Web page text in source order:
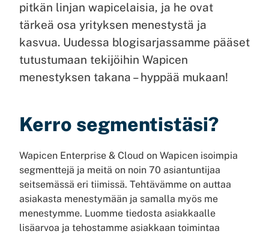
pitkän linjan wapicelaisia, ja he ovat
tärkeä osa yrityksen menestystä ja
kasvua. Uudessa blogisarjassamme pääset
tutustumaan tekijöihin Wapicen
menestyksen takana – hyppää mukaan!
Kerro segmentistäsi?
Wapicen Enterprise & Cloud on Wapicen isoimpia
segmenttejä ja meitä on noin 70 asiantuntijaa
seitsemässä eri tiimissä. Tehtävämme on auttaa
asiakasta menestymään ja samalla myös me
menestymme. Luomme tiedosta asiakkaalle
lisäarvoa ja tehostamme asiakkaan toimintaa